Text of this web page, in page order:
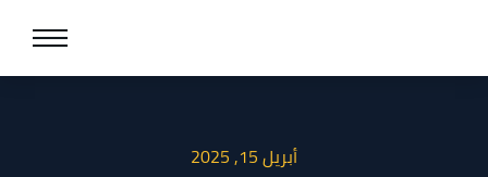
أبريل 15, 2025